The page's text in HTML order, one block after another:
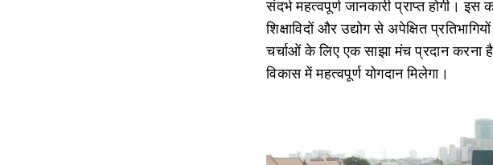
संदर्भ महत्‍वपूर्ण जानकारी प्राप्‍त होगी।
शिक्षाविदों और उद्योग से अपेक्षित
चर्चाओं के लिए एक साझा मंच प्रदान
विकास में महत्वपूर्ण योगदान मिलेगा।